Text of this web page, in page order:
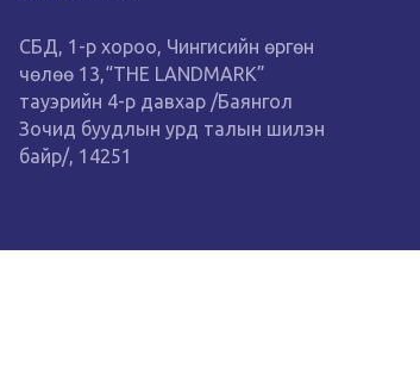
СБД, 1-р хороо, Чингисийн өргөн
чөлөө 13,“THE LANDMARK”
тауэрийн 4-р давхар /Баянгол
Зочид буудлын урд талын шилэн
байр/, 14251